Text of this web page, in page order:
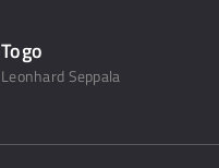
Togo
Leonhard Seppala